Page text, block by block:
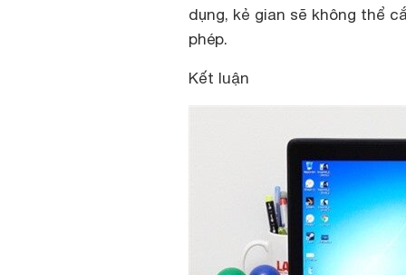
dụng, kẻ gian sẽ không thể
phép.
Kết luận